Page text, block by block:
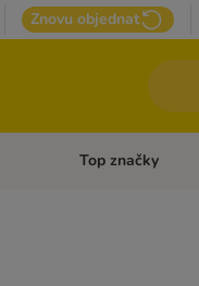
Znovu objednat
Dieta Otevřít menu:
Top značky